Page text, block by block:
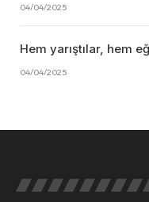
04/04/2025
Hem yarıştılar, hem
04/04/2025